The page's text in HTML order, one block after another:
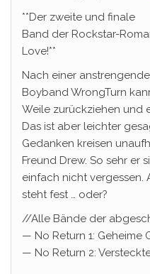
**Der zweite und finale
Band der Rockstar-
Love!**
Nach einer
Boyband WrongTurn
Weile zurückziehen und
Das ist aber leichter
Gedanken kreisen
Freund Drew. So sehr er
einfach nicht vergessen.
steht fest … oder?​
//Alle Bände der
— No Return 1: Geheime
— No Return 2: